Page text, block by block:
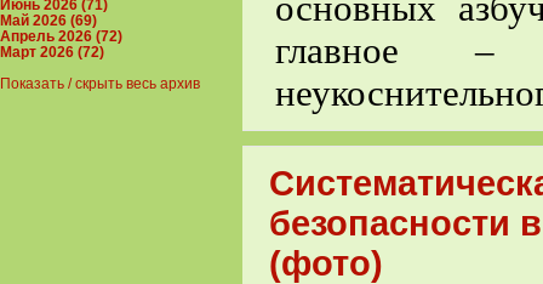
основных
главное –
безопасности
(фото)
Июнь 2026 (71)
Май 2026 (69)
Апрель 2026 (72)
Март 2026 (72)
Показать / скрыть весь архив